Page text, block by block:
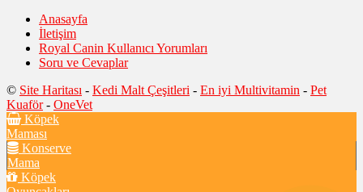
Anasayfa
İletişim
Royal Canin Kullanıcı Yorumları
Soru ve Cevaplar
© Site Haritası - Kedi Malt Çeşitleri - En iyi Multivitamin - Pet
Kuaför- OneVet
Köpek
Maması
Konserve
Mama
Köpek